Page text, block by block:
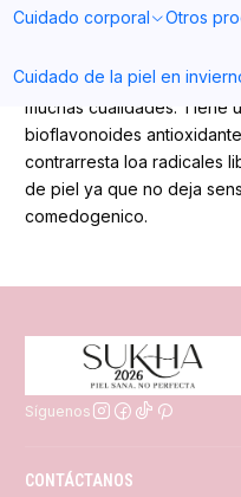
Cuidado corporal Otros
Cuidado de la piel en
Posee un 70% de acido
ayuda a ralentizar el
muchas cualidades. Tiene
bioflavonoides
contrarresta loa radicales
de piel ya que no deja
comedogenico.
Síguenos
CONTÁCTANOS